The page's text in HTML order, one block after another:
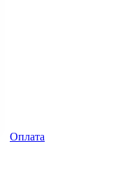
Оплата